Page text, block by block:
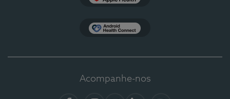
Acompanhe-nos